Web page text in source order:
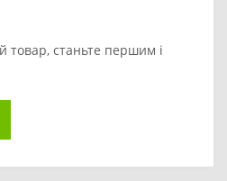
товар, станьте першим і